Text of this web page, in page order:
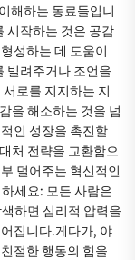
해하는 동료들입니
시작하는 것은 공감
성하는 데 도움이
빌려주거나 조언을
로를 지지하는 지
을 해소하는 것을 넘
인 성장을 촉진할
처 전략을 교환함으
덜어주는 혁신적인
세요: 모든 사람은
하면 심리적 압력을
집니다.게다가, 야
절한 행동의 힘을